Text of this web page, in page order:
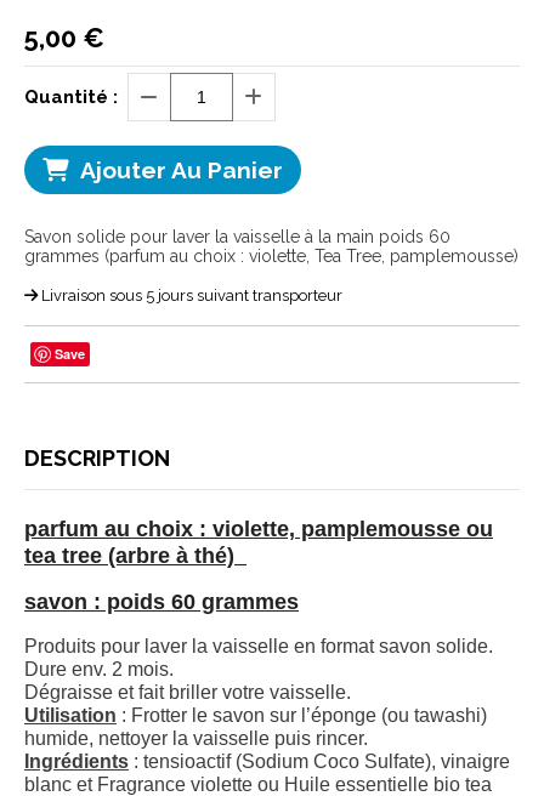
5,00 €
Quantité :
Ajouter Au Panier
Savon solide pour laver la vaisselle à la main poids 60
grammes (parfum au choix : violette, Tea Tree, pamplemousse)
Livraison sous 5 jours suivant transporteur
Save
DESCRIPTION
parfum au choix : violette, pamplemousse ou
tea tree (arbre à thé)
savon : poids 60 grammes
Produits pour laver la vaisselle en format savon solide.
Dure env. 2 mois.
Dégraisse et fait briller votre vaisselle. ⠀
Utilisation : Frotter le savon sur l’éponge (ou tawashi)
humide, nettoyer la vaisselle puis rincer.⠀
Ingrédients : tensioactif (Sodium Coco Sulfate), vinaigre
blanc et Fragrance violette ou Huile essentielle bio tea